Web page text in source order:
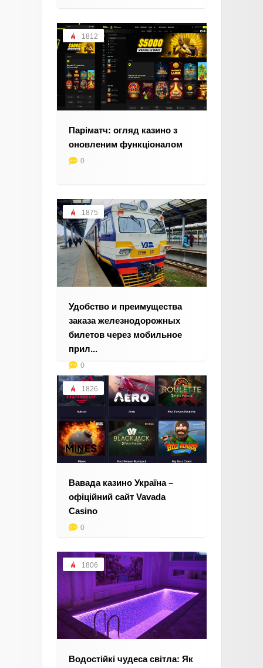
1812
Паріматч: огляд казино з
оновленим функціоналом
0
1875
Удобство и преимущества
заказа железнодорожных
билетов через мобильное
прил...
0
1826
Вавада казино Україна –
офіційний сайт Vavada
Casino
0
1806
Водостійкі чудеса світла: Як